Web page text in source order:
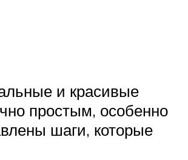
и красивые
простым, особенно
шаги, которые